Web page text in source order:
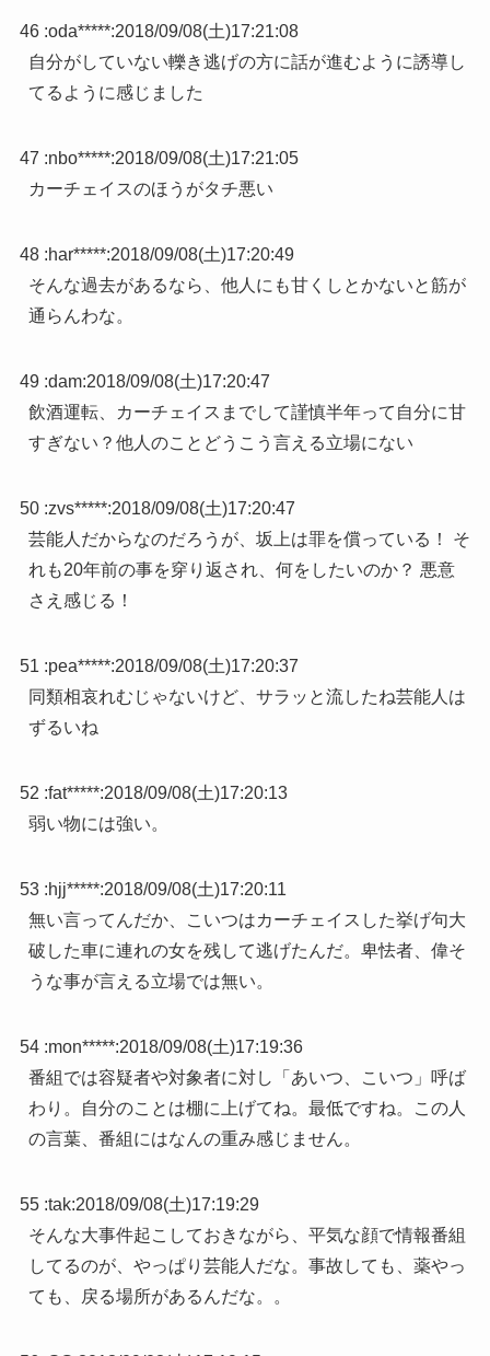
46 :oda*****:2018/09/08(土)17:21:08
自分がしていない轢き逃げの方に話が進むように誘導し
てるように感じました
47 :nbo*****:2018/09/08(土)17:21:05
カーチェイスのほうがタチ悪い
48 :har*****:2018/09/08(土)17:20:49
そんな過去があるなら、他人にも甘くしとかないと筋が
通らんわな。
49 :dam:2018/09/08(土)17:20:47
飲酒運転、カーチェイスまでして謹慎半年って自分に甘
すぎない？他人のことどうこう言える立場にない
50 :zvs*****:2018/09/08(土)17:20:47
芸能人だからなのだろうが、坂上は罪を償っている！ そ
れも20年前の事を穿り返され、何をしたいのか？ 悪意
さえ感じる！
51 :pea*****:2018/09/08(土)17:20:37
同類相哀れむじゃないけど、サラッと流したね芸能人は
ずるいね
52 :fat*****:2018/09/08(土)17:20:13
弱い物には強い。
53 :hjj*****:2018/09/08(土)17:20:11
無い言ってんだか、こいつはカーチェイスした挙げ句大
破した車に連れの女を残して逃げたんだ。卑怯者、偉そ
うな事が言える立場では無い。
54 :mon*****:2018/09/08(土)17:19:36
番組では容疑者や対象者に対し「あいつ、こいつ」呼ば
わり。自分のことは棚に上げてね。最低ですね。この人
の言葉、番組にはなんの重み感じません。
55 :tak:2018/09/08(土)17:19:29
そんな大事件起こしておきながら、平気な顔で情報番組
してるのが、やっぱり芸能人だな。事故しても、薬やっ
ても、戻る場所があるんだな。。